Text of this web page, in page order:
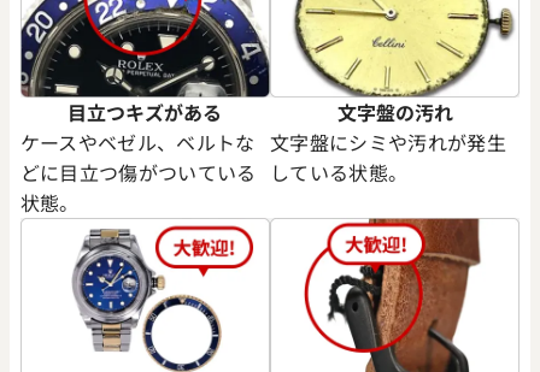
時点の参考買取価格です
1,974,000円
※2024年6月9日時点の参考買
目立つキズがある
ケースやベゼル、ベルトな
どに目立つ傷がついている
状態。
文字盤の汚れ
文字盤にシミや汚れが発生
している状態。